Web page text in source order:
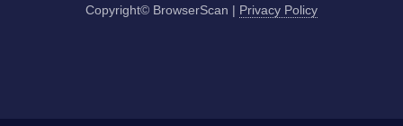
Copyright© BrowserScan | Privacy Policy